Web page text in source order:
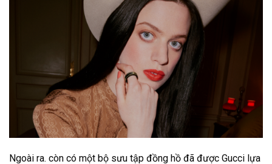
Ngoài ra. còn có một bộ sưu tập đồng hồ đã được Gucci lựa